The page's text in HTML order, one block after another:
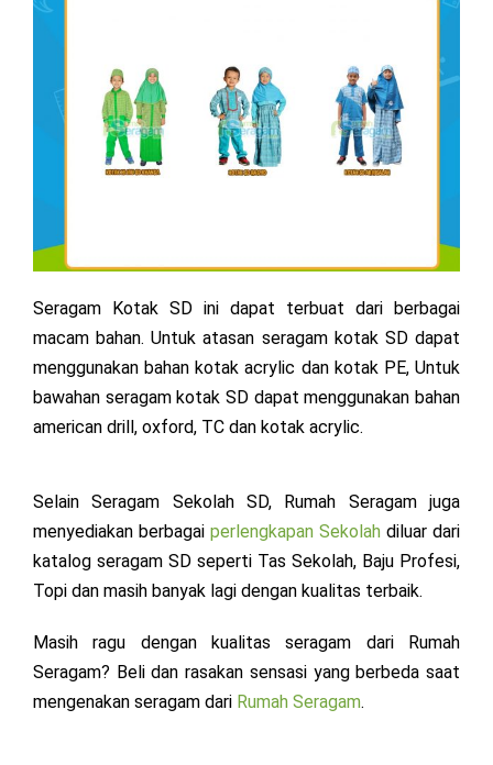
Seragam Kotak SD ini dapat terbuat dari berbagai
macam bahan. Untuk atasan seragam kotak SD dapat
menggunakan bahan kotak acrylic dan kotak PE, Untuk
bawahan seragam kotak SD dapat menggunakan bahan
american drill, oxford, TC dan kotak acrylic.
Selain Seragam Sekolah SD, Rumah Seragam juga
menyediakan berbagai perlengkapan Sekolah diluar dari
katalog seragam SD seperti Tas Sekolah, Baju Profesi,
Topi dan masih banyak lagi dengan kualitas terbaik.
Masih ragu dengan kualitas seragam dari Rumah
Seragam? Beli dan rasakan sensasi yang berbeda saat
mengenakan seragam dari Rumah Seragam.